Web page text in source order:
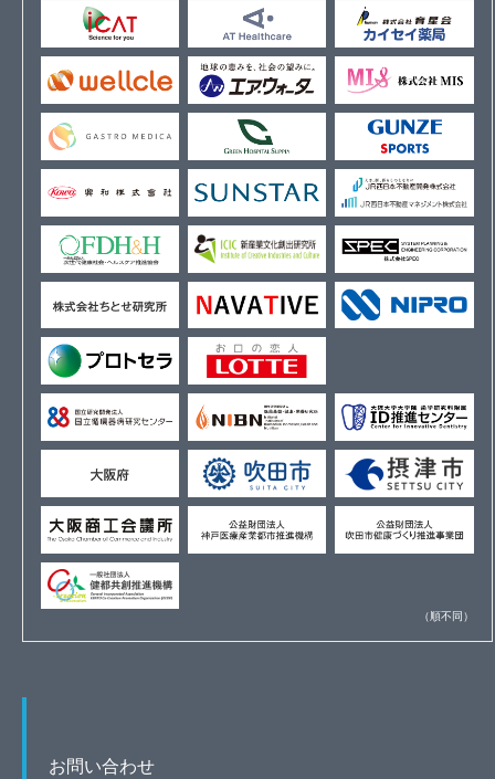
（順不同）
お問い合わせ